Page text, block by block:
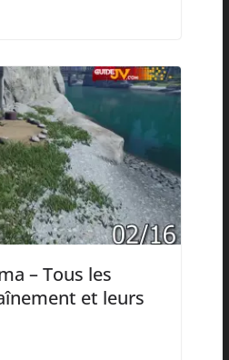
– Tous les
et leurs